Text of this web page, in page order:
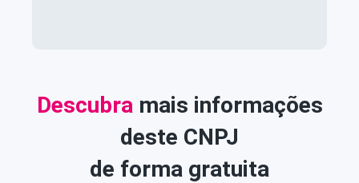
Descubra mais informações
deste CNPJ
de forma gratuita